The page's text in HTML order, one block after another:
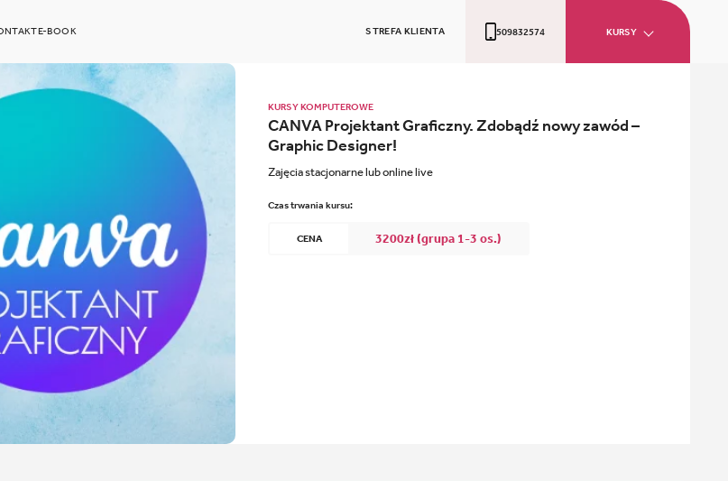
E-BOOK STREFA KLIENTA 509832574 KURSY
KURSY KOMPUTEROWE
CANVA Projektant Graficzny. Zdobądź nowy zawód –
Graphic Designer!
Zajęcia stacjonarne lub online live
Czas trwania kursu:
CENA 3200zł (grupa 1-3 os.)